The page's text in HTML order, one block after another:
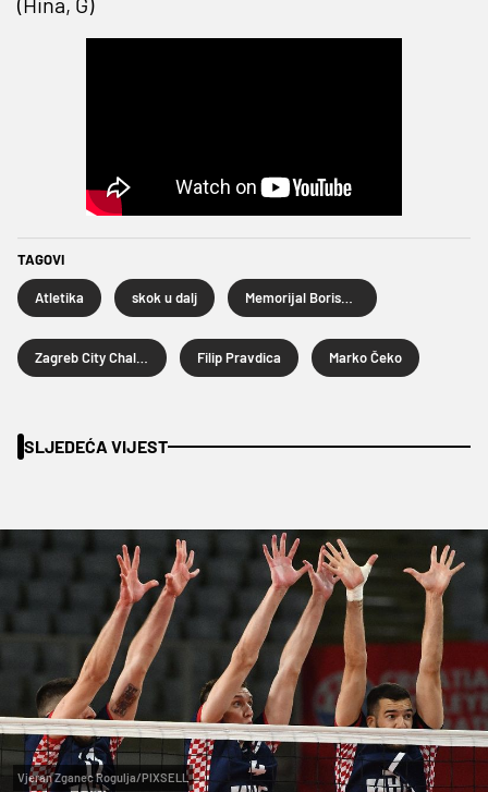
TAGOVI
Atletika skok u dalj
Filip Pravdica Marko Čeko
SLJEDEĆA VIJEST
Vjeran Zganec Rogulja/PIXSELL